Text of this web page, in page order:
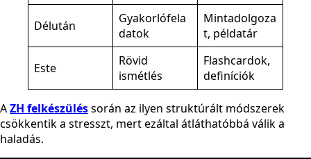
Délután
Gyakorlófela
datok
Mintadolgoza
t, példatár
Este
Rövid
ismétlés
Flashcardok,
definíciók
AZH felkészüléssorán az ilyen struktúrált módszerek
csökkentik a stresszt, mert ezáltal átláthatóbbá válik a
haladás.